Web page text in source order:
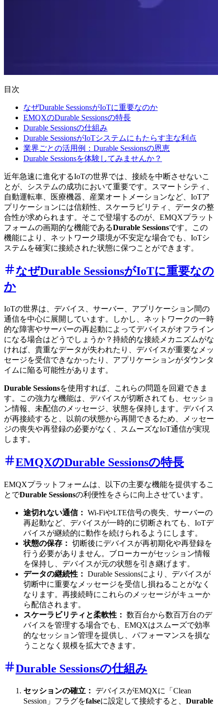
目次
なぜDurable SessionsがIoTに重要なのか
EMQXのDurable Sessionsの特長
Durable Sessionsの仕組み
Durable SessionsがIoTシステムにもたらす主な利点
業界ごとの活用例：Durable Sessionsの恩恵
Durable Sessionsを体験してみませんか？
近年急速に進化するIoTの世界では、接続を中断させないこ
とが、システムの成功において重要です。スマートシティ、
自動運転車、医療機器、産業オートメーションなど、IoTア
プリケーションには信頼性、スケーラビリティ、データの整
合性が求められます。そこで登場するのが、EMQXプラット
フォームの画期的な機能であるDurable Sessionsです。この
機能により、ネットワーク環境が不安定な場合でも、IoTシ
ステムを確実に接続された状態に保つことができます。
なぜDurable SessionsがIoTに重要なの
か
IoTの世界は、デバイス、サーバー、アプリケーション間の
通信を中心に展開しています。しかし、ネットワークの一時
的な障害やサーバーの再起動によってデバイスがオフライン
になる場合はどうでしょうか？持続的な接続メカニズムがな
ければ、貴重なデータが失われたり、デバイスが重要なメッ
セージを受信できなかったり、アプリケーションがダウンタ
イムに陥る可能性があります。
Durable Sessionsを使用すれば、これらの問題を回避できま
す。この強力な機能は、デバイスが切断されても、セッショ
ン情報、未配信のメッセージ、状態を保持します。デバイス
が再接続すると、以前の状態から再開できるため、メッセー
ジの喪失や再登録の必要がなく、スムーズなIoT通信が実現
します。
EMQXのDurable Sessionsの特長
EMQXプラットフォームは、以下の主要な機能を提供するこ
とでDurable Sessionsの利便性をさらに向上させています。
途切れない通信： Wi-FiやLTE信号の喪失、サーバーの
再起動など、デバイスが一時的に切断されても、IoTデ
バイスが継続的に動作を続けられるようにします。
状態の保存： 切断後にデバイスが再初期化や再登録を
行う必要がありません。ブローカーがセッション情報
を保持し、デバイスが元の状態を引き継げます。
データの継続性： Durable Sessionsにより、デバイスが
切断中に重要なメッセージを受信し損ねることがなく
なります。再接続時にこれらのメッセージがキューか
ら配信されます。
スケーラビリティと柔軟性： 数百台から数百万台のデ
バイスを管理する場合でも、EMQXはスムーズで効率
的なセッション管理を提供し、パフォーマンスを損な
うことなく規模を拡大できます。
Durable Sessionsの仕組み
セッションの確立：
デバイスがEMQXに「Clean
Session」フラグをfalseに設定して接続すると、 Durable